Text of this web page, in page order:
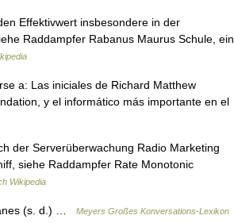
Effektivwert insbesondere in der
Raddampfer Rabanus Maurus Schule, ein
a: Las iniciales de Richard Matthew
y el informático más importante en el
der Serverüberwachung Radio Marketing
siehe Raddampfer Rate Monotonic
Wikipedia
(s. d.) … Meyers Großes Konversations-Lexikon